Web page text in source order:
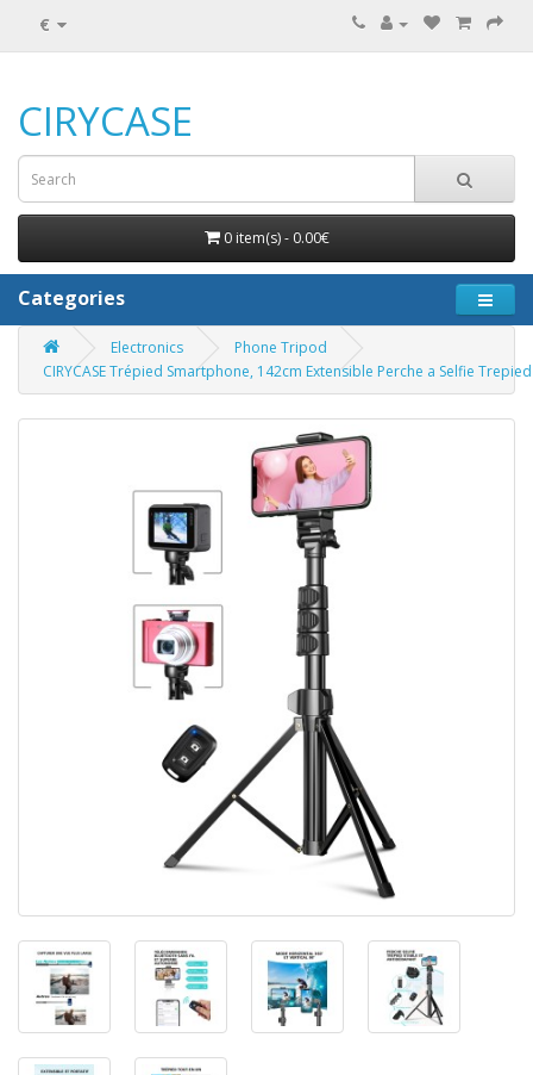
€
CIRYCASE
0 item(s) - 0.00€
Categories
Electronics
Phone Tripod
CIRYCASE Trépied Smartphone, 142cm Extensible Perche a Selfie